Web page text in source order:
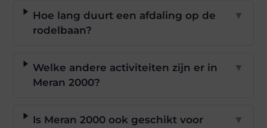
Hoe lang duurt een afdaling op de
rodelbaan?
▼
Welke andere activiteiten zijn er in
Meran 2000?
▼
Is Meran 2000 ook geschikt voor
▼